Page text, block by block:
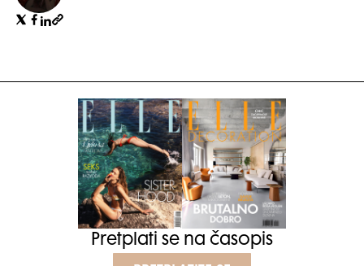
Pretplati se na časopis